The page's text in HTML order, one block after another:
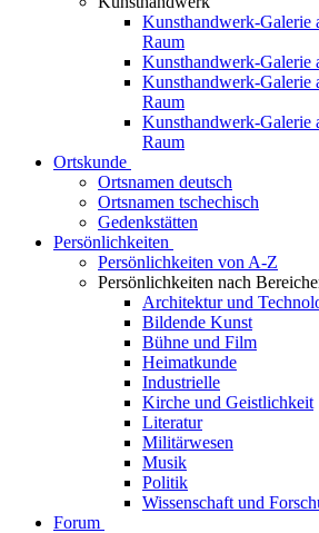
Kunsthandwerk-Galerie
Raum
Kunsthandwerk-Galerie
Kunsthandwerk-Galerie
Raum
Kunsthandwerk-Galerie
Raum
Ortskunde
Ortsnamen deutsch
Ortsnamen tschechisch
Gedenkstätten
Persönlichkeiten
Persönlichkeiten von A-Z
Persönlichkeiten nach
Architektur und
Bildende Kunst
Bühne und Film
Heimatkunde
Industrielle
Kirche und Geistlichkeit
Literatur
Militärwesen
Musik
Politik
Wissenschaft und
Forum